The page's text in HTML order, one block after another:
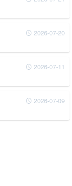
2026-07-20
2026-07-11
2026-07-09